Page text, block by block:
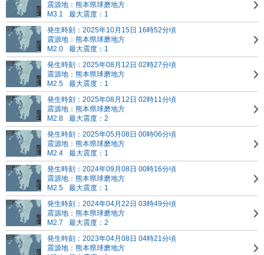
震源地：熊本県球磨地方
M3.1
最大震度：1
発生時刻：2025年10月15日 16時52分頃
震源地：熊本県球磨地方
M2.0
最大震度：1
発生時刻：2025年08月12日 02時27分頃
震源地：熊本県球磨地方
M2.5
最大震度：1
発生時刻：2025年08月12日 02時11分頃
震源地：熊本県球磨地方
M2.8
最大震度：2
発生時刻：2025年05月08日 00時06分頃
震源地：熊本県球磨地方
M2.4
最大震度：1
発生時刻：2024年09月08日 00時16分頃
震源地：熊本県球磨地方
M2.5
最大震度：1
発生時刻：2024年04月22日 03時49分頃
震源地：熊本県球磨地方
M2.7
最大震度：2
発生時刻：2023年04月08日 04時21分頃
震源地：熊本県球磨地方